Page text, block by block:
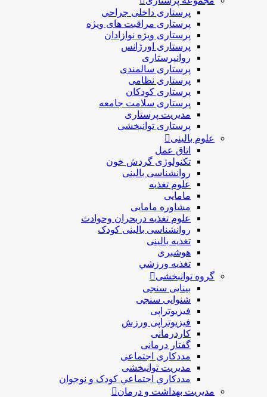
پرستاری داخلی جراحی
پرستاری مراقبت های ويژه
پرستاری ويژه نوازادان
پرستاری اورژانس
روانپرستاری
پرستاری سالمندی
پرستاری نظامی
پرستاری کودکان
پرستاری سلامت جامعه
مدیریت پرستاری
پرستاری توانبخشی
علوم بالینی
اتاق عمل
تکنولوژی گردش خون
روانشناسی بالینی
علوم تغذیه
مامایی
مشاوره مامایی
علوم تغذیه دربحران وحوادث
روانشناسی بالینی کودک
تغذیه بالینی
هوشبری
تغذيه ورزشي
گروه توانبخشی
بینایی سنجی
شنوایی سنجی
فیزیوتراپی
فیزیوتراپی ورزش
کاردرمانی
گفتار درمانی
مددکاری اجتماعی
مديريت توانبخشی
مددکاري اجتماعي کودک و نوجوان
مدیریت بهداشت و درمان